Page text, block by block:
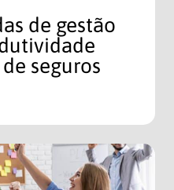
de gestão
seguros